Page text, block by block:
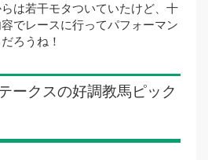
は若干モタついていたけど、十
でレースに行ってパフォーマン
ろうね！
ークスの好調教馬ピック